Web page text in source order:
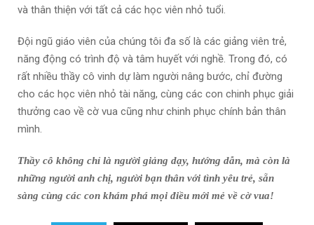
và thân thiện với tất cả các học viên nhỏ tuổi.
Đội ngũ giáo viên của chúng tôi đa số là các giảng viên trẻ,
năng động có trình độ và tâm huyết với nghề. Trong đó, có
rất nhiều thầy cô vinh dự làm người nâng bước, chỉ đường
cho các học viên nhỏ tài năng, cùng các con chinh phục giải
thưởng cao về cờ vua cũng như chinh phục chính bản thân
mình.
Thầy cô không chỉ là người giảng dạy, hướng dẫn, mà còn là
những người anh chị, người bạn thân với tình yêu trẻ, sẵn
sàng cùng các con khám phá mọi điều mới mẻ về cờ vua!